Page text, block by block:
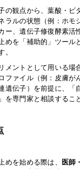
の観点から、葉酸・ビ
ラルの状態（例：ホモ
ー、遺伝子修復酵素活
めを「補助的」ツール
。
メントとして用いる場
ファイル（例：皮膚が
遺伝子）を前提に、「
を専門家と相談するこ
めを始める際は、
医師